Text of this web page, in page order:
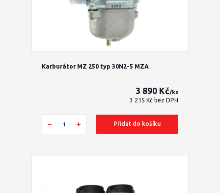
Karburátor MZ 250 typ 30N2-5 MZA
3 890 Kč/ks
3 215 Kč bez DPH
Přidat do košíku